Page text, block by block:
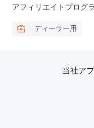
アフィリエイトプログ
ディーラー用
当社ア